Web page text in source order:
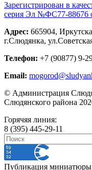
Зарегистрирован в
серия Эл №ФС77-88676
Адрес: 665904,
г.Слюдянка,
Телефон: +7 (90877) 9-
Email:
© Администрация
Слюдянского района
Горячяя линия:
8 (395) 445-29-11
Публикация миниатюры